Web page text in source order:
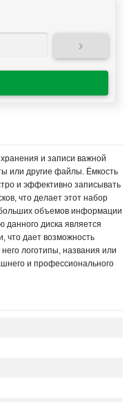

и записи важной
или другие файлы. Ёмкость
и эффективно записывать
что делает этот набор
объемов информации
данного диска является
что дает возможность
логотипы, названия или
и профессионального